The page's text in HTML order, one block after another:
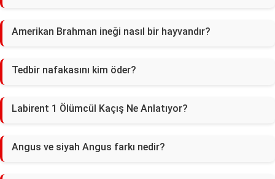
Amerikan Brahman ineği nasıl bir hayvandır?
Tedbir nafakasını kim öder?
Labirent 1 Ölümcül Kaçış Ne Anlatıyor?
Angus ve siyah Angus farkı nedir?